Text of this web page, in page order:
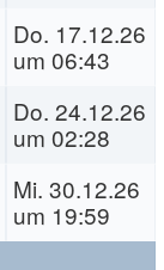
Do. 17.12.26
um 06:43
Do. 24.12.26
um 02:28
Mi. 30.12.26
um 19:59